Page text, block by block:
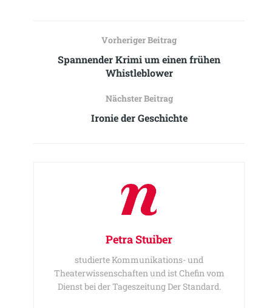
Vorheriger Beitrag
Spannender Krimi um einen frühen
Whistleblower
Nächster Beitrag
Ironie der Geschichte
Petra Stuiber
studierte Kommunikations- und
Theaterwissenschaften und ist Chefin vom
Dienst bei der Tageszeitung Der Standard.